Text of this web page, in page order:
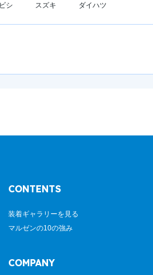
シ スズキ ダイハツ
CONTENTS
装着ギャラリーを見る
マルゼンの10の強み
COMPANY